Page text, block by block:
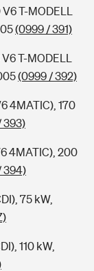
T-MODELL
(0999 / 391)
T-MODELL
(0999 / 392)
4MATIC), 170
393)
4MATIC), 200
394)
75 kW,
110 kW,